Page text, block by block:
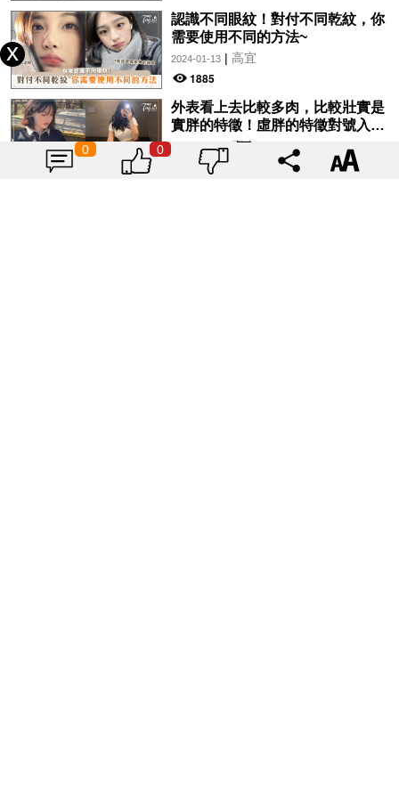
認識不同眼紋！對付不同乾紋，你
需要使用不同的方法~
2024-01-13| 高宜
1885
外表看上去比較多肉，比較壯實是
實胖的特徵！虛胖的特徵對號入
座！
2024-01-12| 高宜
1977
0 0